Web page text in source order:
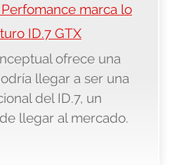
marca lo
ID.7 GTX
ofrece una
llegar a ser una
del ID.7, un
llegar al mercado.